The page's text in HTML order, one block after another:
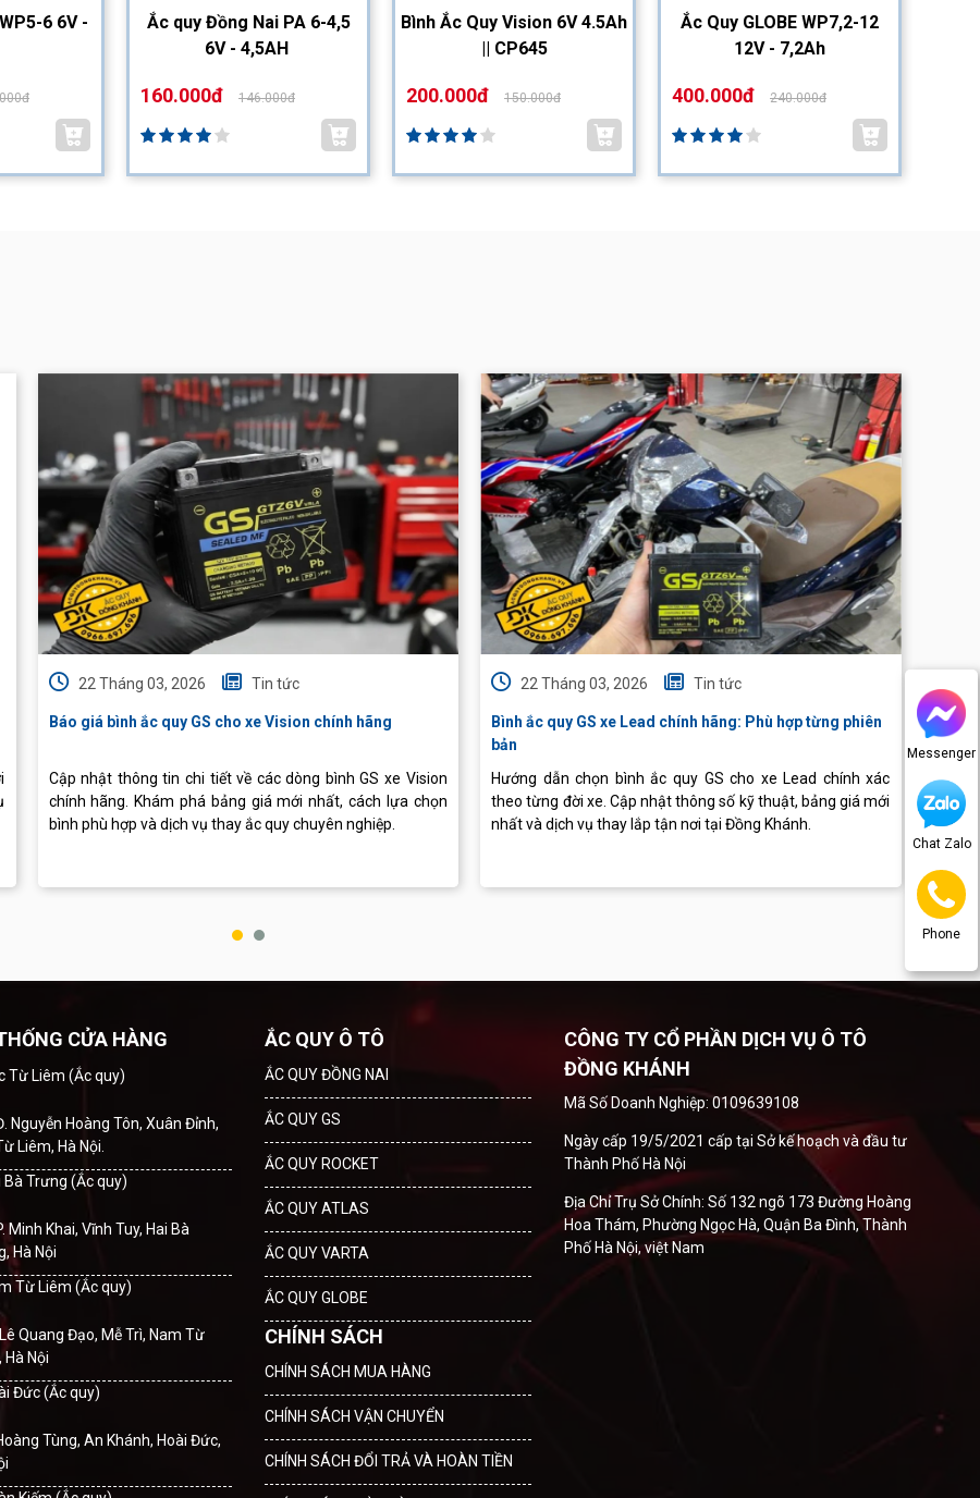
Messenger
Chat Zalo
Phone
6 6V -
Ắc quy Đồng Nai PA 6-4,5
6V - 4,5AH
160.000đ 146.000đ
Bình Ắc Quy Vision 6V 4.5Ah
|| CP645
200.000đ 150.000đ
Ắc Quy GLOBE WP7,2-12
12V - 7,2Ah
400.000đ 240.000đ
22 Tháng 03, 2026 Tin tức
Báo giá bình ắc quy GS cho xe Vision chính hãng
Cập nhật thông tin chi tiết về các dòng bình GS xe Vision
chính hãng. Khám phá bảng giá mới nhất, cách lựa chọn
bình phù hợp và dịch vụ thay ắc quy chuyên nghiệp.
22 Tháng 03, 2026 Tin tức
Bình ắc quy GS xe Lead chính hãng: Phù hợp từng phiên
bản
Hướng dẫn chọn bình ắc quy GS cho xe Lead chính xác
theo từng đời xe. Cập nhật thông số kỹ thuật, bảng giá mới
nhất và dịch vụ thay lắp tận nơi tại Đồng Khánh.
Bình
Bạn
quy
tại Ắc
CỬA HÀNG
Từ Liêm (Ắc quy)
Nguyễn Hoàng Tôn, Xuân Đỉnh,
Liêm, Hà Nội.
Bà Trưng (Ắc quy)
Minh Khai, Vĩnh Tuy, Hai Bà
Hà Nội
Từ Liêm (Ắc quy)
Quang Đạo, Mễ Trì, Nam Từ
Hà Nội
Đức (Ắc quy)
Tùng, An Khánh, Hoài Đức,
ẮC QUY Ô TÔ
ẮC QUY ĐỒNG NAI
ẮC QUY GS
ẮC QUY ROCKET
ẮC QUY ATLAS
ẮC QUY VARTA
ẮC QUY GLOBE
CHÍNH SÁCH
CHÍNH SÁCH MUA HÀNG
CHÍNH SÁCH VẬN CHUYỂN
CHÍNH SÁCH ĐỔI TRẢ VÀ HOÀN TIỀN
CÔNG TY CỔ PHẦN DỊCH VỤ Ô TÔ
ĐỒNG KHÁNH
Mã Số Doanh Nghiệp: 0109639108
Ngày cấp 19/5/2021 cấp tại Sở kế hoạch và đầu tư
Thành Phố Hà Nội
Địa Chỉ Trụ Sở Chính: Số 132 ngõ 173 Đường Hoàng
Hoa Thám, Phường Ngọc Hà, Quận Ba Đình, Thành
Phố Hà Nội, việt Nam